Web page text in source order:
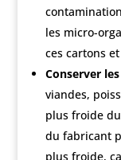
les micro-
ces cartons
Conserver
viandes,
plus froide
du fabricant
plus froide,